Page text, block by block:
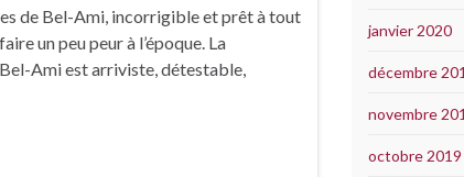
de Bel-Ami, incorrigible et prêt à tout
un peu peur à l’époque. La
Ami est arriviste, détestable,
janvier 2020
décembre
novembre
octobre 2019